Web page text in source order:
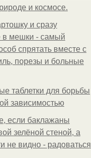
и космосе.
и сразу
в мешки - самый
спрятать вместе с
порезы и больные
таблетки для борьбы
зависимостью
если баклажаны
зелёной стеной, а
не видно - радоваться